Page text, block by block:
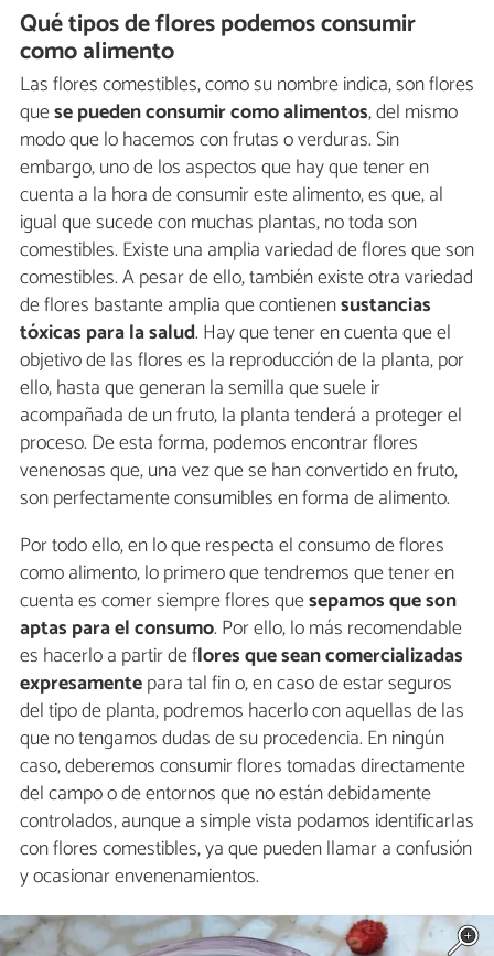
Qué tipos de flores podemos consumir
como alimento
Las flores comestibles, como su nombre indica, son flores
quese pueden consumir como alimentos, del mismo
modo que lo hacemos con frutas o verduras. Sin
embargo, uno de los aspectos que hay que tener en
cuenta a la hora de consumir este alimento, es que, al
igual que sucede con muchas plantas, no toda son
comestibles. Existe una amplia variedad de flores que son
comestibles. A pesar de ello, también existe otra variedad
de flores bastante amplia que contienensustancias
tóxicas para la salud. Hay que tener en cuenta que el
objetivo de las flores es la reproducción de la planta, por
ello, hasta que generan la semilla que suele ir
acompañada de un fruto, la planta tenderá a proteger el
proceso. De esta forma, podemos encontrar flores
venenosas que, una vez que se han convertido en fruto,
son perfectamente consumibles en forma de alimento.
Por todo ello, en lo que respecta el consumo de flores
como alimento, lo primero que tendremos que tener en
cuenta es comer siempre flores quesepamos que son
aptas para el consumo. Por ello, lo más recomendable
es hacerlo a partir de flores que sean comercializadas
expresamentepara tal fin o, en caso de estar seguros
del tipo de planta, podremos hacerlo con aquellas de las
que no tengamos dudas de su procedencia. En ningún
caso, deberemos consumir flores tomadas directamente
del campo o de entornos que no están debidamente
controlados, aunque a simple vista podamos identificarlas
con flores comestibles, ya que pueden llamar a confusión
y ocasionar envenenamientos.